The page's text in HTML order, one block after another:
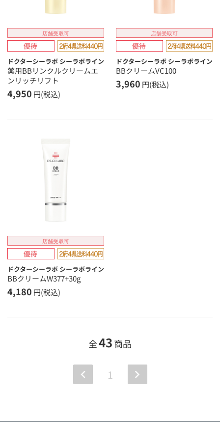
店舗受取可
ドクターシーラボ シーラボライン
薬用BBリンクルクリームエ
ンリッチリフト
4,950 円(税込)
店舗受取可
ドクターシーラボ シーラボライン
BBクリームVC100
3,960 円(税込)
店舗受取可
ドクターシーラボ シーラボライン
BBクリームW377+30g
4,180 円(税込)
全43商品
1